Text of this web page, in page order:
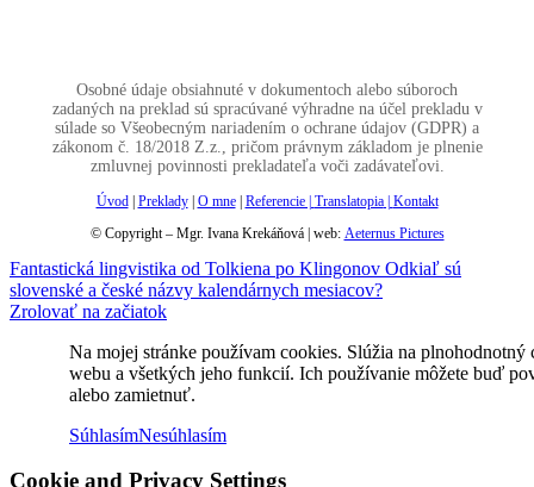
Osobné údaje obsiahnuté v dokumentoch alebo súboroch
zadaných na preklad sú spracúvané výhradne na účel prekladu v
súlade so Všeobecným nariadením o ochrane údajov (GDPR) a
zákonom č. 18/2018 Z.z., pričom právnym základom je plnenie
zmluvnej povinnosti prekladateľa voči zadávateľovi.
Úvod| Preklady| O mne| Referencie | Translatopia| Kontakt
© Copyright – Mgr. Ivana Krekáňová | web: Aeternus Pictures
Fantastická lingvistika od Tolkiena po Klingonov Odkiaľ sú
slovenské a české názvy kalendárnych mesiacov?
Zrolovať na začiatok
Na mojej stránke používam cookies. Slúžia na plnohodnotný
webu a všetkých jeho funkcií. Ich používanie môžete buď
alebo zamietnuť.
SúhlasímNesúhlasím
Cookie and Privacy Settings